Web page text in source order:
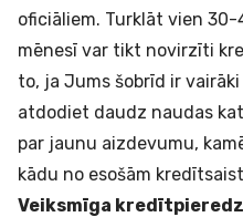
oficiāliem. Turklāt vien 30-
mēnesī var tikt novirzīti
to, ja Jums šobrīd ir
atdodiet daudz naudas
par jaunu aizdevumu,
kādu no esošām
Veiksmīga